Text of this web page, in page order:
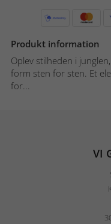
Produkt information
Oplev stilheden i
form sten for sten. Et
for...
VI